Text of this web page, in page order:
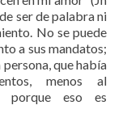
ser de palabra ni
No se puede
a sus mandatos;
que había
menos al
porque eso es